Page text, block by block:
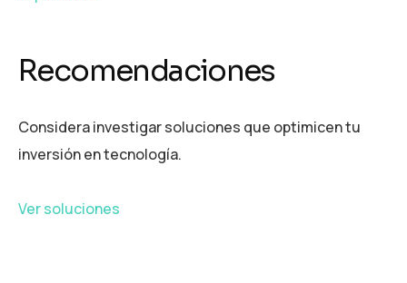
Recomendaciones
Considera investigar soluciones que optimicen tu
inversión en tecnología.
Ver soluciones